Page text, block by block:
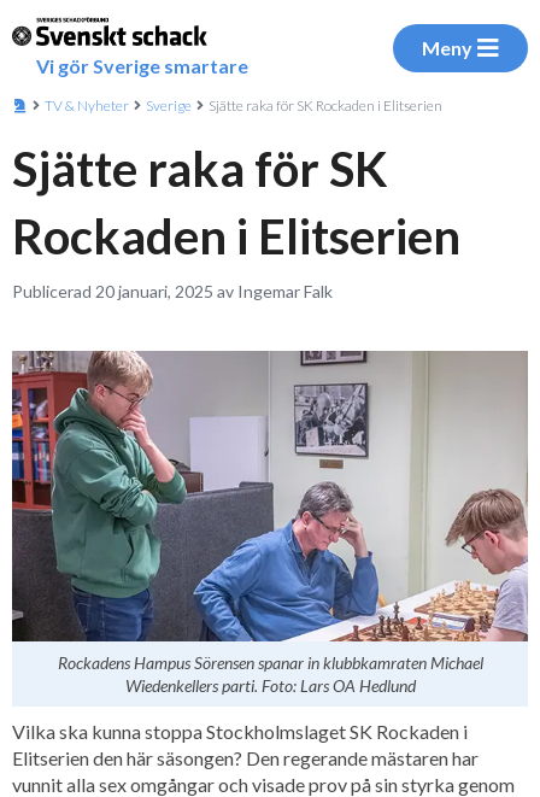
Vi gör Sverige smartare
Meny
TV & Nyheter Sverige Sjätte raka för SK Rockaden i Elitserien
Sjätte raka för SK
Rockaden i Elitserien
Publicerad 20 januari, 2025 av Ingemar Falk
Rockadens Hampus Sörensen spanar in klubbkamraten Michael
Wiedenkellers parti. Foto: Lars OA Hedlund
Vilka ska kunna stoppa Stockholmslaget SK Rockaden i
Elitserien den här säsongen? Den regerande mästaren har
vunnit alla sex omgångar och visade prov på sin styrka genom